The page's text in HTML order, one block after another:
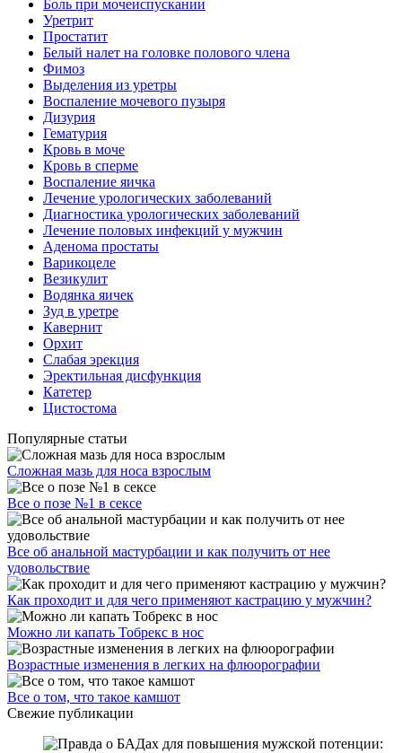
Боль при мочеиспускании
Уретрит
Простатит
Белый налет на головке полового члена
Фимоз
Выделения из уретры
Воспаление мочевого пузыря
Дизурия
Гематурия
Кровь в моче
Кровь в сперме
Воспаление яичка
Лечение урологических заболеваний
Диагностика урологических заболеваний
Лечение половых инфекций у мужчин
Аденома простаты
Варикоцеле
Везикулит
Водянка яичек
Зуд в уретре
Кавернит
Орхит
Слабая эрекция
Эректильная дисфункция
Катетер
Цистостома
Популярные статьи
Сложная мазь для носа взрослым
Все о позе №1 в сексе
Все об анальной мастурбации и как получить от нее
удовольствие
Как проходит и для чего применяют кастрацию у мужчин?
Можно ли капать Тобрекс в нос
Возрастные изменения в легких на флюорографии
Все о том, что такое камшот
Свежие публикации